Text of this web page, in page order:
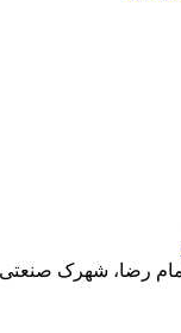
امام رضا، شهرک